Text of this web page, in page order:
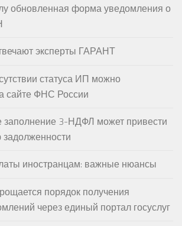
обновленная форма уведомления о
эксперты ГАРАНТ
статуса ИП можно
сайте ФНС России
заполнение 3-НДФЛ может привести
иностранцам: важные нюансы
порядок получения
через единый портал госуслуг